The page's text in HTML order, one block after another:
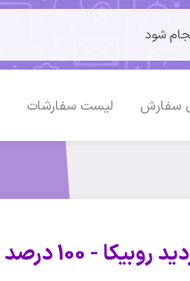
سفارش لیست سفارشات
- 100 درصد با کیفیت